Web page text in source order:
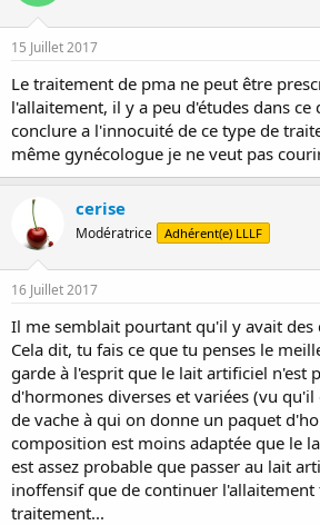
15 Juillet 2017
Le traitement de pma ne peut être
l'allaitement, il y a peu d'études dans
conclure a l'innocuité de ce type de
même gynécologue je ne veut pas
cerise
Modératrice Adhérent(e) LLLF
16 Juillet 2017
Il me semblait pourtant qu'il y avait des
Cela dit, tu fais ce que tu penses le
garde à l'esprit que le lait artificiel n'est
d'hormones diverses et variées (vu
de vache à qui on donne un paquet
composition est moins adaptée que le
est assez probable que passer au lait
inoffensif que de continuer
traitement...